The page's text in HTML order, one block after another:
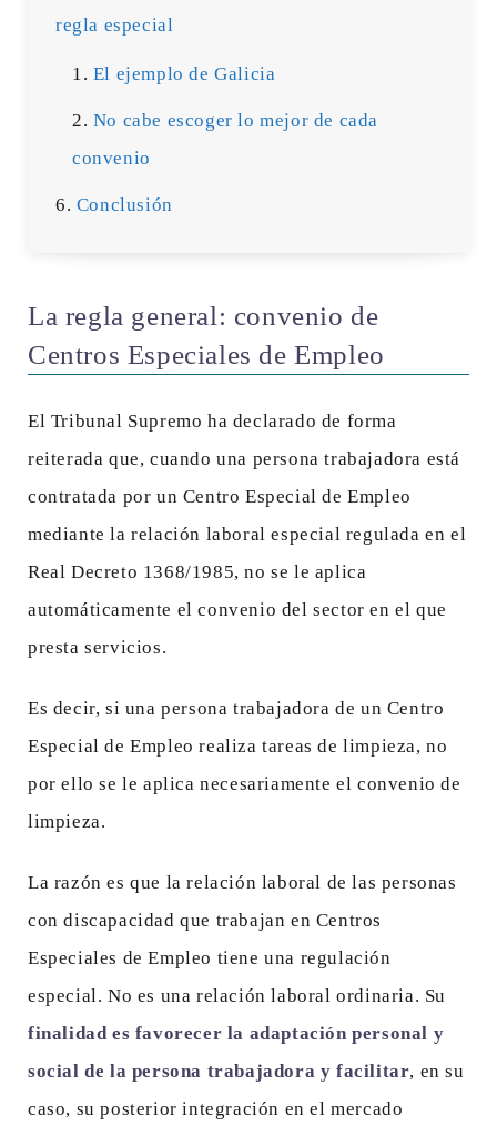
regla especial
El ejemplo de Galicia
No cabe escoger lo mejor de cada
convenio
Conclusión
La regla general: convenio de
Centros Especiales de Empleo
El Tribunal Supremo ha declarado de forma
reiterada que, cuando una persona trabajadora está
contratada por un Centro Especial de Empleo
mediante la relación laboral especial regulada en el
Real Decreto 1368/1985, no se le aplica
automáticamente el convenio del sector en el que
presta servicios.
Es decir, si una persona trabajadora de un Centro
Especial de Empleo realiza tareas de limpieza, no
por ello se le aplica necesariamente el convenio de
limpieza.
La razón es que la relación laboral de las personas
con discapacidad que trabajan en Centros
Especiales de Empleo tiene una regulación
especial. No es una relación laboral ordinaria. Su
finalidad es favorecer la adaptación personal y
social de la persona trabajadora y facilitar, en su
caso, su posterior integración en el mercado